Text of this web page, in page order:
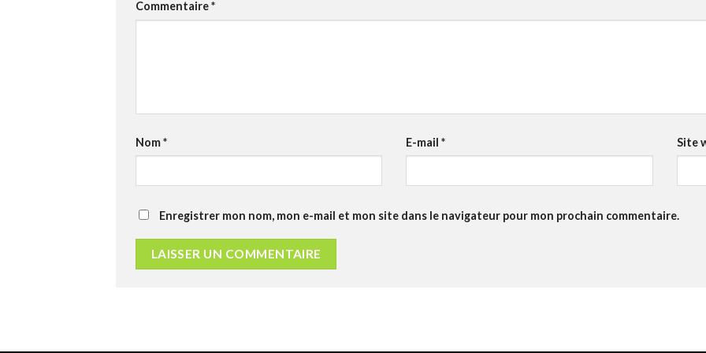
Commentaire*
Nom* E-mail* Site
Enregistrer mon nom, mon e-mail et mon site dans le navigateur pour mon prochain commentaire.